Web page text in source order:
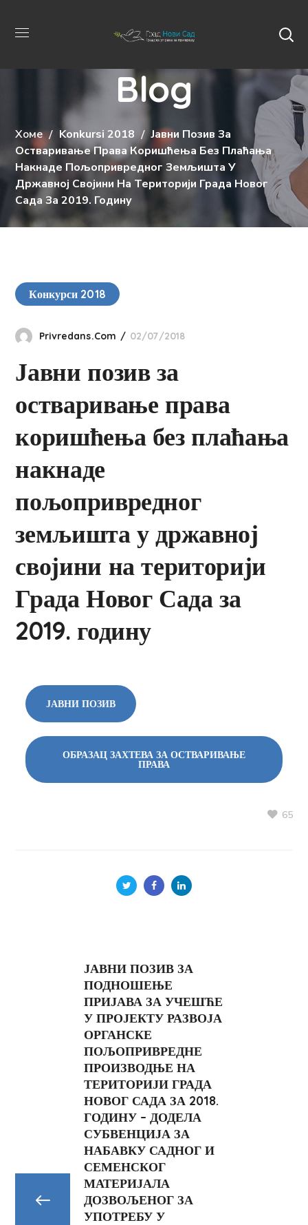
Blog
Хоме Konkursi 2018
Јавни Позив За
Остваривање Права Коришћења Без Плаћања
Накнаде Пољопривредног Земљишта У
Државној Својини На Територији Града Новог
Сада За 2019. Годину
Конкурси 2018
Privredans.com 02/07/2018
Јавни позив за
остваривање права
коришћења без плаћања
накнаде
пољопривредног
земљишта у државној
својини на територији
Града Новог Сада за
2019. годину
ЈАВНИ ПОЗИВ
ОБРАЗАЦ ЗАХТЕВА ЗА ОСТВАРИВАЊЕ
ПРАВА
65
ЈАВНИ ПОЗИВ ЗА
ПОДНОШЕЊЕ
ПРИЈАВА ЗА УЧЕШЋЕ
У ПРОЈЕКТУ РАЗВОЈА
ОРГАНСКЕ
ПОЉОПРИВРЕДНЕ
ПРОИЗВОДЊЕ НА
ТЕРИТОРИЈИ ГРАДА
НОВОГ САДА ЗА 2018.
ГОДИНУ – ДОДЕЛА
СУБВЕНЦИЈА ЗА
НАБАВКУ САДНОГ И
СЕМЕНСКОГ
МАТЕРИЈАЛА
ДОЗВОЉЕНОГ ЗА
УПОТРЕБУ У